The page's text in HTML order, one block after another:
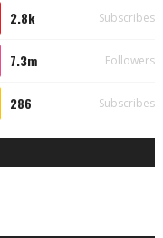
2.8k Subscribes
7.3m Followers
286 Subscribes